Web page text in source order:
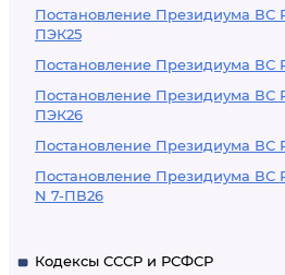
Постановление Президиума ВС
ПЭК25
Постановление Президиума ВС
Постановление Президиума ВС
ПЭК26
Постановление Президиума ВС
Постановление Президиума ВС
N 7-ПВ26
Кодексы СССР и РСФСР